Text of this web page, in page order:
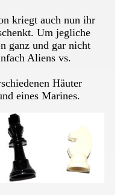
kriegt auch nun ihr
Um jegliche
ganz und gar nicht
Aliens vs.
Häuter
eines Marines.